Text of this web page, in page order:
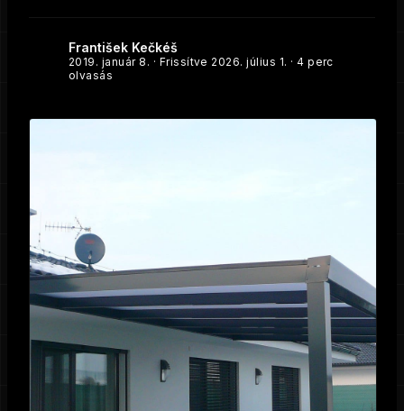
František Kečkéš
2019. január 8. · Frissítve 2026. július 1. · 4 perc
olvasás